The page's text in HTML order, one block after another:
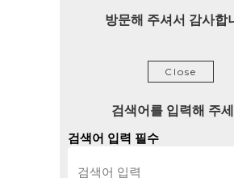
방문해 주셔서 감사합
Close
검색어를 입력해 주
검색어 입력 필수